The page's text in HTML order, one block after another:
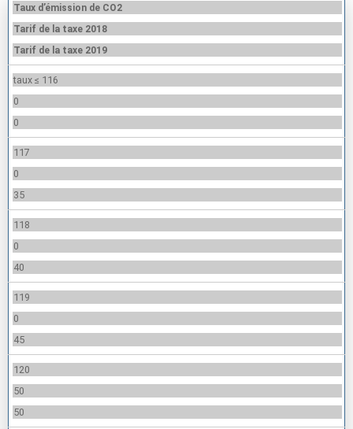
Taux d’émission de CO2
Tarif de la taxe 2018
Tarif de la taxe 2019
taux ≤ 116
0
0
117
0
35
118
0
40
119
0
45
120
50
50